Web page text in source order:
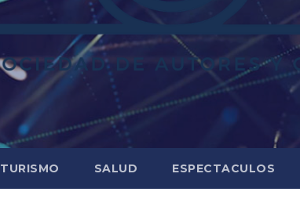
TURISMO SALUD ESPECTACULOS